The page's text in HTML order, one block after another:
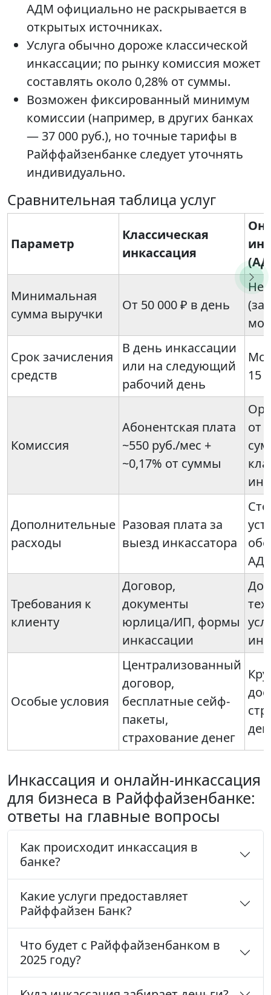
АДМ официально не раскрывается в
открытых источниках.
Услуга обычно дороже классической
инкассации; по рынку комиссия может
составлять около 0,28% от суммы.
Возможен фиксированный минимум
комиссии (например, в других банках
— 37 000 руб.), но точные тарифы в
Райффайзенбанке следует уточнять
индивидуально.
Сравнительная таблица услуг
Параметр
Классическая
инкассация
Минимальная
сумма выручки
От 50 000 ₽ в день
Срок зачисления
средств
В день инкассации
или на следующий
рабочий день
15
Комиссия
Абонентская плата
~550 руб./мес +
~0,17% от суммы
от
Дополнительные
расходы
Разовая плата за
выезд инкассатора
Требования к
клиенту
Договор,
документы
юрлица/ИП, формы
инкассации
Особые условия
Централизованный
договор,
бесплатные сейф-
пакеты,
страхование денег
Инкассация и онлайн-инкассация
для бизнеса в Райффайзенбанке:
ответы на главные вопросы
Как происходит инкассация в
банке?
Какие услуги предоставляет
Райффайзен Банк?
Что будет с Райффайзенбанком в
2025 году?